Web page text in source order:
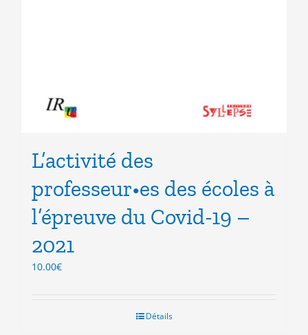
L’activité des
professeur•es des écoles à
l’épreuve du Covid-19 –
2021
10.00€
Détails